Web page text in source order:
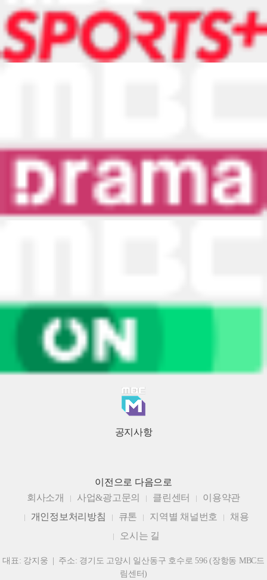
공지사항
이전으로 다음으로
회사소개
사업&광고문의 클린센터
이용약관
개인정보처리방침
큐톤 지역별 채널번호
채용
오시는 길
대표: 강지웅 | 주소: 경기도 고양시 일산동구 호수로 596 (장항동 MBC드
림센터)